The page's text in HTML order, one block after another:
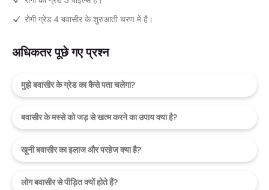
रोगी ग्रेड 4 बवासीर के शुरुआती चरण में है।
अधिकतर पूछे गए प्रश्न
मुझे बवासीर के ग्रेड का कैसे पता चलेगा?
बवासीर के मस्से को जड़ से खत्म करने का उपाय क्या है?
खूनी बवासीर का इलाज और परहेज क्या है?
लोग बवासीर से पीड़ित क्यों होते हैं?